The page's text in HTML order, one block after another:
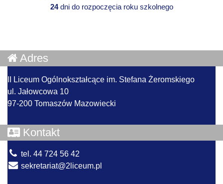
24dni do rozpoczęcia roku szkolnego
Adres
II Liceum Ogólnokształcące im. Stefana Żeromskiego
ul. Jałowcowa 10
97-200 Tomaszów Mazowiecki
Kontakt
tel. 44 724 56 42
sekretariat@2liceum.pl